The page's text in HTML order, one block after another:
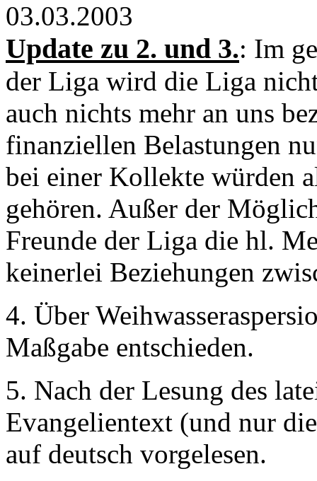
03.03.2003
Update zu 2. und 3.: Im
der Liga wird die Liga
auch nichts mehr an uns
finanziellen Belastungen
bei einer Kollekte würden
gehören. Außer der
Freunde der Liga die hl.
keinerlei Beziehungen
4. Über
Maßgabe entschieden.
5. Nach der Lesung des
Evangelientext (und nur
auf deutsch vorgelesen.